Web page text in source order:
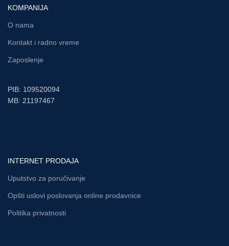
KOMPANIJA
O nama
Kontakt i radno vreme
Zaposlenje
PIB: 109520094
MB: 21197467
INTERNET PRODAJA
Uputstvo za poručivanje
Opšti uslovi poslovanja online prodavnice
Politika privatnosti